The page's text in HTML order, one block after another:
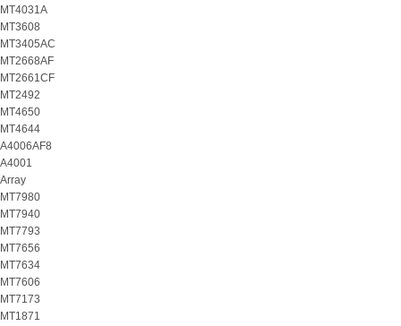
MT4031A
MT3608
MT3405AC
MT2668AF
MT2661CF
MT2492
MT4650
MT4644
A4006AF8
A4001
Array
MT7980
MT7940
MT7793
MT7656
MT7634
MT7606
MT7173
MT1871